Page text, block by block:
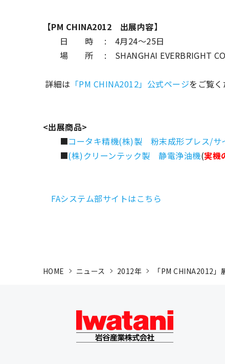
【PM CHINA2012 出展内容】
日 時 : 4月24～25日
場 所 : SHANGHAI EVERBRIGHT
詳細は 「PM CHINA2012」公式ページをご覧く
<出展商品>
■コータキ精機(株)製 粉末成形プレス/サ
■(株)クリーンテック製 静電浄油機(実機
FAシステム部サイトはこちら
HOME ニュース 2012年 「PM CHINA2012